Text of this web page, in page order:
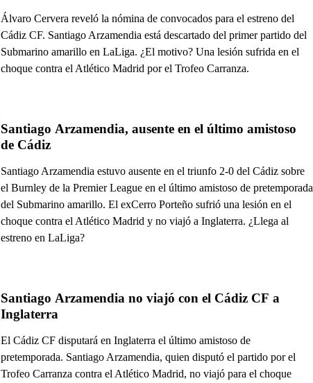
Álvaro Cervera reveló la nómina de convocados para el estreno del
Cádiz CF. Santiago Arzamendia está descartado del primer partido del
Submarino amarillo en LaLiga. ¿El motivo? Una lesión sufrida en el
choque contra el Atlético Madrid por el Trofeo Carranza.
Santiago Arzamendia, ausente en el último amistoso
de Cádiz
Santiago Arzamendia estuvo ausente en el triunfo 2-0 del Cádiz sobre
el Burnley de la Premier League en el último amistoso de pretemporada
del Submarino amarillo. El exCerro Porteño sufrió una lesión en el
choque contra el Atlético Madrid y no viajó a Inglaterra. ¿Llega al
estreno en LaLiga?
Santiago Arzamendia no viajó con el Cádiz CF a
Inglaterra
El Cádiz CF disputará en Inglaterra el último amistoso de
pretemporada. Santiago Arzamendia, quien disputó el partido por el
Trofeo Carranza contra el Atlético Madrid, no viajó para el choque